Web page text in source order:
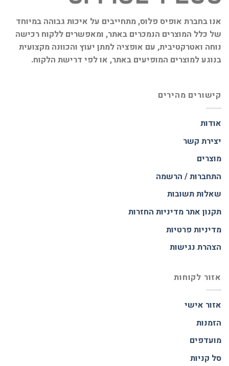
אנו בחברת אופיס פלוס, מתחייבים על איכות גבוהה במיוחד
של כלל המוצרים הנמכרים באתר, ומאפשרים ללקוח רכישה
נוחה ואטרקטיבית, עם אופציה למתן יעוץ והכוונה מקצועית
בנוגע למוצרים המופיעים באתר, או לפי דרישת הלקוח.
קישורים מהירים
אודות
יצירת קשר
מוצרים
התחברות / הרשמה
שאלות תשובות
תקנון אתרמדיניות החזרות
מדיניות פרטיות
הצהרת נגישות
אזור לקוחות
אזור אישי
הזמנות
מועדפים
סל קניות